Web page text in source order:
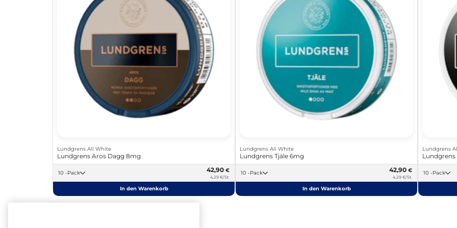
Lundgrens All White
Lundgrens Aros Dagg 8mg
10 -Pack 42,90 €
4,29 €/St.
In den Warenkorb
Lundgrens All White
Lundgrens Tjäle 6mg
10 -Pack 42,90 €
4,29 €/St.
In den Warenkorb
Lundgrens
10 -Pack